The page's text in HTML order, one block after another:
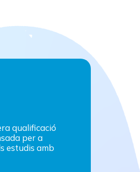
qualificació
per a
estudis amb